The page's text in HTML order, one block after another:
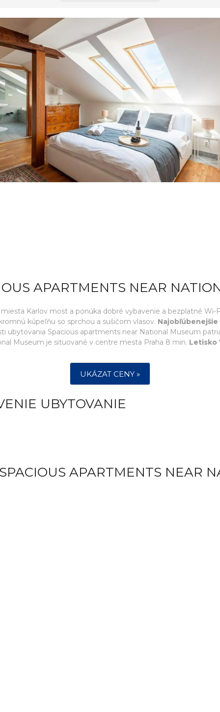
APARTMENTS NEAR
Karlov most a ponúka dobré vybavenie a bezplatné
kúpeľňu so sprchou a sušičom vlasov.
ubytovania Spacious apartments near National Museum
Museum je situované v centre mesta Praha 8 min. Letisko
UKÁZAT CENY »
UBYTOVANIE
APARTMENTS NEAR